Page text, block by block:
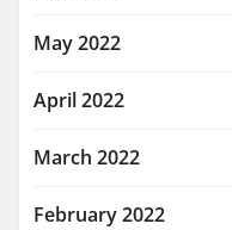
May 2022
April 2022
March 2022
February 2022